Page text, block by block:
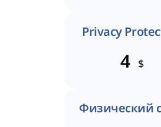
Privacy
4 $